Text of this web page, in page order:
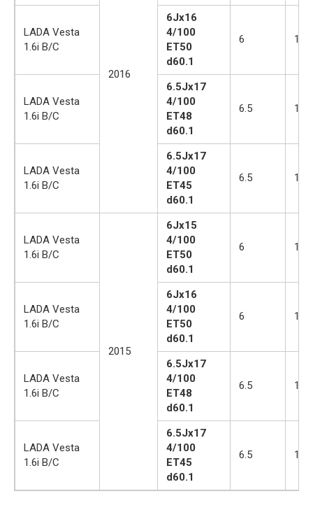
2016
LADA Vesta
1.6i B/C
6Jx16
4/100
ET50
d60.1
6 16
LADA Vesta
1.6i B/C
6.5Jx17
4/100
ET48
d60.1
6.5 17
LADA Vesta
1.6i B/C
6.5Jx17
4/100
ET45
d60.1
6.5 17
LADA Vesta
1.6i B/C
2015
6Jx15
4/100
ET50
d60.1
6 15
LADA Vesta
1.6i B/C
6Jx16
4/100
ET50
d60.1
6 16
LADA Vesta
1.6i B/C
6.5Jx17
4/100
ET48
d60.1
6.5 17
LADA Vesta
1.6i B/C
6.5Jx17
4/100
ET45
d60.1
6.5 17